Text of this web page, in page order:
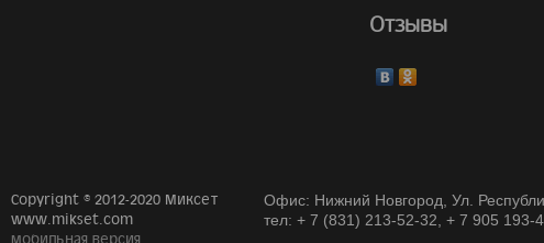
Отзывы
Copyright © 2012-2020 Миксет
www.mikset.com
мобильная версия
Офис: Нижний Новгород, Ул.
тел: + 7 (831) 213-52-32, + 7 905 193-